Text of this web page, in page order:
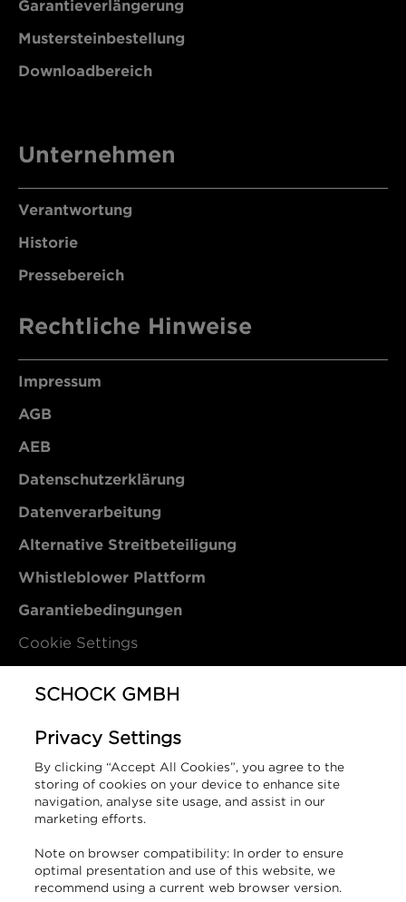
Garantieverlängerung
Mustersteinbestellung
Downloadbereich
Unternehmen
Verantwortung
Historie
Pressebereich
Rechtliche Hinweise
Impressum
AGB
AEB
Datenschutzerklärung
Datenverarbeitung
Alternative Streitbeteiligung
Whistleblower Plattform
Garantiebedingungen
Cookie Settings
Kontakt
SCHOCK GmbH
Hofbauerstraße 1
94209 Regen
Deutschland
T +49 9921 600-0
info@schock.de
SCHOCK GMBH
Privacy Settings
By clicking “Accept All Cookies”, you agree to the
storing of cookies on your device to enhance site
navigation, analyse site usage, and assist in our
marketing efforts.
Note on browser compatibility: In order to ensure
optimal presentation and use of this website, we
recommend using a current web browser version.